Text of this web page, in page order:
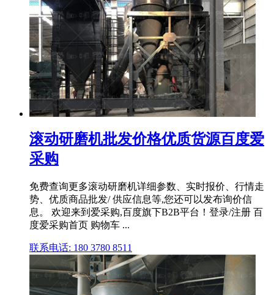
滚动研磨机批发价格优质货源百度爱
采购
免费查询更多滚动研磨机详细参数、实时报价、行情走
势、优质商品批发/ 供应信息等,您还可以发布询价信
息。 欢迎来到爱采购,百度旗下B2B平台！登录/注册 百
度爱采购首页 购物车 ...
联系电话: 180 3780 8511